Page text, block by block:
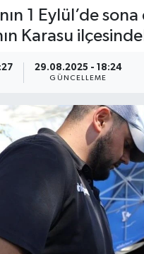
1 Eylül’de
Karasu
29.08.2025 - 18:24
GÜNCELLEME